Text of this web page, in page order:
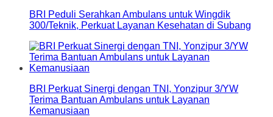
BRI Peduli Serahkan Ambulans untuk Wingdik
300/Teknik, Perkuat Layanan Kesehatan di Subang
BRI Perkuat Sinergi dengan TNI, Yonzipur 3/YW
Terima Bantuan Ambulans untuk Layanan
Kemanusiaan